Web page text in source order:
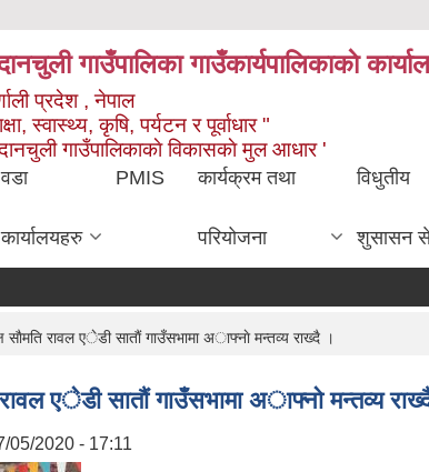
गाउँपालिका गाउँकार्यपालिकाकाे
प्रदेश , नेपाल
स्वास्थ्य, कृषि, पर्यटन र पूर्वाधार "
गाउँपालिकाकाे विकासकाे मुल आधार '
वडा
कार्यालयहरु
PMIS कार्यक्रम तथा
परियोजना
विधुतीय
शुसासन
साैमति रावल एेडी साताैं गाउँसभामा अाफ्नाे मन्तव्य राख्दै ।
रावल एेडी साताैं गाउँसभामा अाफ्नाे मन्तव्य
05/2020 - 17:11